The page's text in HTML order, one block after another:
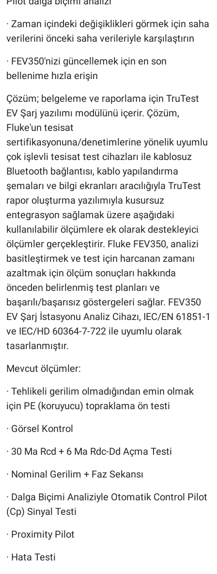
· Zaman içindeki değişiklikleri görmek için saha
verilerini önceki saha verileriyle karşılaştırın
· FEV350'nizi güncellemek için en son
bellenime hızla erişin
Çözüm; belgeleme ve raporlama için TruTest
EV Şarj yazılımı modülünü içerir. Çözüm,
Fluke'un tesisat
sertifikasyonuna/denetimlerine yönelik uyumlu
çok işlevli tesisat test cihazları ile kablosuz
Bluetooth bağlantısı, kablo yapılandırma
şemaları ve bilgi ekranları aracılığıyla TruTest
rapor oluşturma yazılımıyla kusursuz
entegrasyon sağlamak üzere aşağıdaki
kullanılabilir ölçümlere ek olarak destekleyici
ölçümler gerçekleştirir. Fluke FEV350, analizi
basitleştirmek ve test için harcanan zamanı
azaltmak için ölçüm sonuçları hakkında
önceden belirlenmiş test planları ve
başarılı/başarısız göstergeleri sağlar. FEV350
EV Şarj İstasyonu Analiz Cihazı, IEC/EN 61851-1
ve IEC/HD 60364-7-722 ile uyumlu olarak
tasarlanmıştır.
Mevcut ölçümler:
· Tehlikeli gerilim olmadığından emin olmak
için PE (koruyucu) topraklama ön testi
· Görsel Kontrol
· 30 Ma Rcd + 6 Ma Rdc-Dd Açma Testi
· Nominal Gerilim + Faz Sekansı
· Dalga Biçimi Analiziyle Otomatik Control Pilot
(Cp) Sinyal Testi
· Proximity Pilot
· Hata Testi